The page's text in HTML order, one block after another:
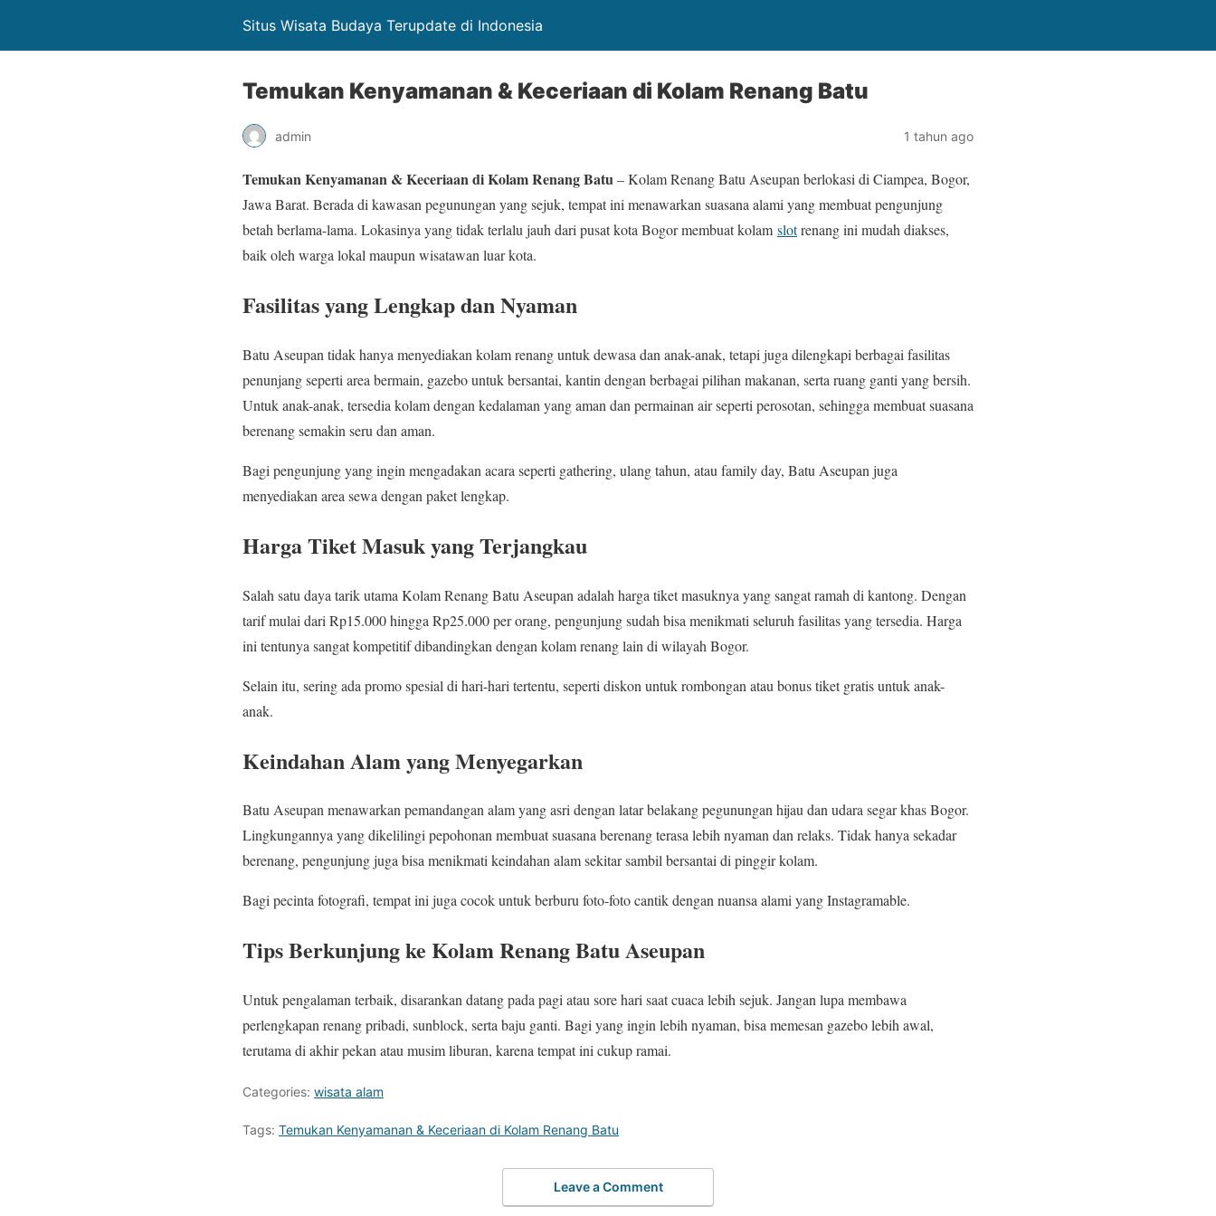
Situs Wisata Budaya Terupdate di Indonesia
Temukan Kenyamanan & Keceriaan di Kolam Renang Batu
admin 1 tahun ago
Temukan Kenyamanan & Keceriaan di Kolam Renang Batu– Kolam Renang Batu Aseupan berlokasi di Ciampea, Bogor,
Jawa Barat. Berada di kawasan pegunungan yang sejuk, tempat ini menawarkan suasana alami yang membuat pengunjung
betah berlama-lama. Lokasinya yang tidak terlalu jauh dari pusat kota Bogor membuat kolam slotrenang ini mudah diakses,
baik oleh warga lokal maupun wisatawan luar kota.
Fasilitas yang Lengkap dan Nyaman
Batu Aseupan tidak hanya menyediakan kolam renang untuk dewasa dan anak-anak, tetapi juga dilengkapi berbagai fasilitas
penunjang seperti area bermain, gazebo untuk bersantai, kantin dengan berbagai pilihan makanan, serta ruang ganti yang bersih.
Untuk anak-anak, tersedia kolam dengan kedalaman yang aman dan permainan air seperti perosotan, sehingga membuat suasana
berenang semakin seru dan aman.
Bagi pengunjung yang ingin mengadakan acara seperti gathering, ulang tahun, atau family day, Batu Aseupan juga
menyediakan area sewa dengan paket lengkap.
Harga Tiket Masuk yang Terjangkau
Salah satu daya tarik utama Kolam Renang Batu Aseupan adalah harga tiket masuknya yang sangat ramah di kantong. Dengan
tarif mulai dari Rp15.000 hingga Rp25.000 per orang, pengunjung sudah bisa menikmati seluruh fasilitas yang tersedia. Harga
ini tentunya sangat kompetitif dibandingkan dengan kolam renang lain di wilayah Bogor.
Selain itu, sering ada promo spesial di hari-hari tertentu, seperti diskon untuk rombongan atau bonus tiket gratis untuk anak-
anak.
Keindahan Alam yang Menyegarkan
Batu Aseupan menawarkan pemandangan alam yang asri dengan latar belakang pegunungan hijau dan udara segar khas Bogor.
Lingkungannya yang dikelilingi pepohonan membuat suasana berenang terasa lebih nyaman dan relaks. Tidak hanya sekadar
berenang, pengunjung juga bisa menikmati keindahan alam sekitar sambil bersantai di pinggir kolam.
Bagi pecinta fotografi, tempat ini juga cocok untuk berburu foto-foto cantik dengan nuansa alami yang Instagramable.
Tips Berkunjung ke Kolam Renang Batu Aseupan
Untuk pengalaman terbaik, disarankan datang pada pagi atau sore hari saat cuaca lebih sejuk. Jangan lupa membawa
perlengkapan renang pribadi, sunblock, serta baju ganti. Bagi yang ingin lebih nyaman, bisa memesan gazebo lebih awal,
terutama di akhir pekan atau musim liburan, karena tempat ini cukup ramai.
Categories: wisata alam
Tags: Temukan Kenyamanan & Keceriaan di Kolam Renang Batu
Leave a Comment